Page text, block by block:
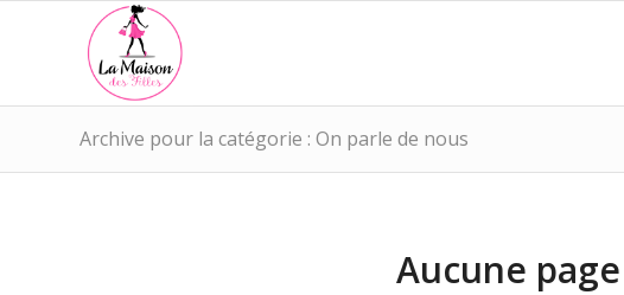
Archive pour la catégorie : On parle de nous
Aucune